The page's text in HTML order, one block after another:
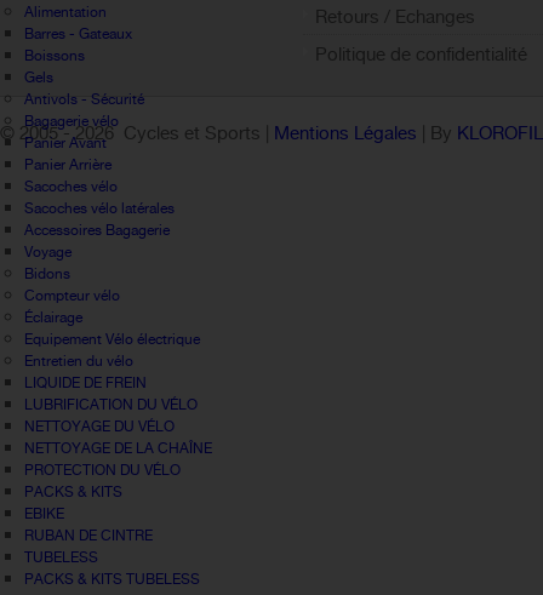
Alimentation
Barres - Gateaux
Boissons
Gels
Antivols - Sécurité
Bagagerie vélo
Panier Avant
Panier Arrière
Sacoches vélo
Sacoches vélo latérales
Accessoires Bagagerie
Voyage
Bidons
Compteur vélo
Éclairage
Equipement Vélo électrique
Entretien du vélo
LIQUIDE DE FREIN
LUBRIFICATION DU VÉLO
NETTOYAGE DU VÉLO
NETTOYAGE DE LA CHAÎNE
PROTECTION DU VÉLO
PACKS & KITS
EBIKE
RUBAN DE CINTRE
TUBELESS
PACKS & KITS TUBELESS
Retours / Echanges
Politique de confidentialité
© 2005 -2026 Cycles et Sports | Mentions Légales | By